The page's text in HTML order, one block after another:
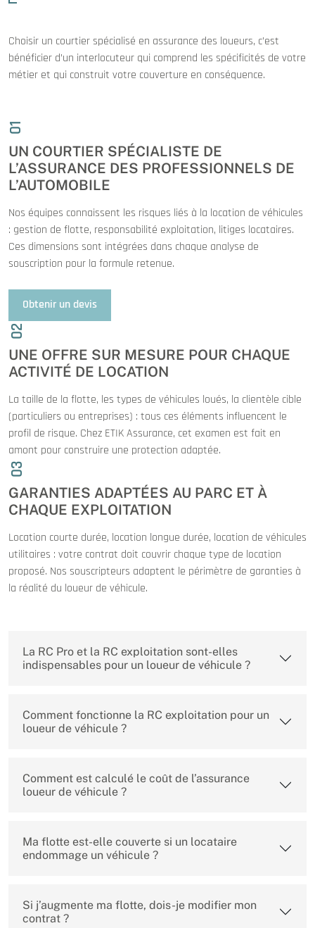
Choisir un courtier spécialisé en assurance des loueurs, c’est
bénéficier d’un interlocuteur qui comprend les spécificités de votre
métier et qui construit votre couverture en conséquence.
01
UN COURTIER SPÉCIALISTE DE
L’ASSURANCE DES PROFESSIONNELS DE
L’AUTOMOBILE
Nos équipes connaissent les risques liés à la location de véhicules
: gestion de flotte, responsabilité exploitation, litiges locataires.
Ces dimensions sont intégrées dans chaque analyse de
souscription pour la formule retenue.
Obtenir un devis
02
UNE OFFRE SUR MESURE POUR CHAQUE
ACTIVITÉ DE LOCATION
La taille de la flotte, les types de véhicules loués, la clientèle cible
(particuliers ou entreprises) : tous ces éléments influencent le
profil de risque. Chez ETIK Assurance, cet examen est fait en
amont pour construire une protection adaptée.
03
GARANTIES ADAPTÉES AU PARC ET À
CHAQUE EXPLOITATION
Location courte durée, location longue durée, location de véhicules
utilitaires : votre contrat doit couvrir chaque type de location
proposé. Nos souscripteurs adaptent le périmètre de garanties à
la réalité du loueur de véhicule.
La RC Pro et la RC exploitation sont-elles
indispensables pour un loueur de véhicule ?
Comment fonctionne la RC exploitation pour un
loueur de véhicule ?
Comment est calculé le coût de l’assurance
loueur de véhicule ?
Ma flotte est-elle couverte si un locataire
endommage un véhicule ?
Si j’augmente ma flotte, dois-je modifier mon
contrat ?